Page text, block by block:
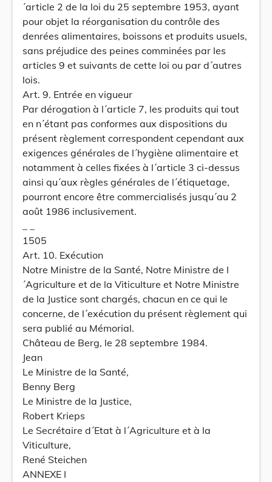
´article 2 de la loi du 25 septembre 1953, ayant
pour objet la réorganisation du contrôle des
denrées alimentaires, boissons et produits usuels,
sans préjudice des peines comminées par les
articles 9 et suivants de cette loi ou par d´autres
lois.
Art. 9. Entrée en vigueur
Par dérogation à l´article 7, les produits qui tout
en n´étant pas conformes aux dispositions du
présent règlement correspondent cependant aux
exigences générales de l´hygiène alimentaire et
notamment à celles fixées à l´article 3 ci-dessus
ainsi qu´aux règles générales de l´étiquetage,
pourront encore être commercialisés jusqu´au 2
août 1986 inclusivement.
1505
Art. 10. Exécution
Notre Ministre de la Santé, Notre Ministre de l
´Agriculture et de la Viticulture et Notre Ministre
de la Justice sont chargés, chacun en ce qui le
concerne, de l´exécution du présent règlement qui
sera publié au Mémorial.
Château de Berg, le 28 septembre 1984.
Jean
Le Ministre de la Santé,
Benny Berg
Le Ministre de la Justice,
Robert Krieps
Le Secrétaire d´Etat à l´Agriculture et à la
Viticulture,
René Steichen
ANNEXE I